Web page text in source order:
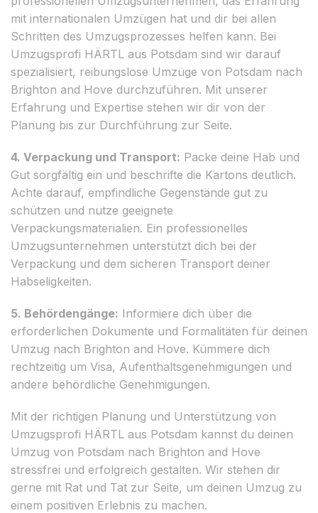
mit internationalen Umzügen hat und dir bei allen
Schritten des Umzugsprozesses helfen kann. Bei
Umzugsprofi HÄRTL aus Potsdam sind wir darauf
spezialisiert, reibungslose Umzüge von Potsdam nach
Brighton and Hove durchzuführen. Mit unserer
Erfahrung und Expertise stehen wir dir von der
Planung bis zur Durchführung zur Seite.
4. Verpackung und Transport: Packe deine Hab und
Gut sorgfältig ein und beschrifte die Kartons deutlich.
Achte darauf, empfindliche Gegenstände gut zu
schützen und nutze geeignete
Verpackungsmaterialien. Ein professionelles
Umzugsunternehmen unterstützt dich bei der
Verpackung und dem sicheren Transport deiner
Habseligkeiten.
5. Behördengänge: Informiere dich über die
erforderlichen Dokumente und Formalitäten für deinen
Umzug nach Brighton and Hove. Kümmere dich
rechtzeitig um Visa, Aufenthaltsgenehmigungen und
andere behördliche Genehmigungen.
Mit der richtigen Planung und Unterstützung von
Umzugsprofi HÄRTL aus Potsdam kannst du deinen
Umzug von Potsdam nach Brighton and Hove
stressfrei und erfolgreich gestalten. Wir stehen dir
gerne mit Rat und Tat zur Seite, um deinen Umzug zu
einem positiven Erlebnis zu machen.